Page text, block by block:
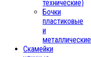
технические)
Бочки
пластиковые
и
металлические
Скамейки